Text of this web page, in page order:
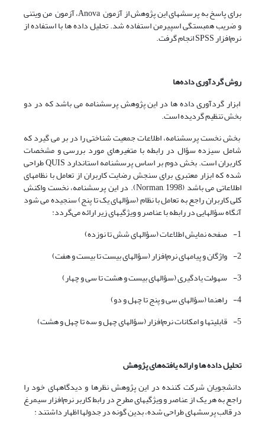
برای پاسخ به پرسشهای این پژوهش از آزمون Anova، آزمون من ویتنی
و ضریب همبستگی اسپیرمن استفاده شد. تحلیل داده ها با استفاده از
نرم‌افزار SPSS انجام گرفت.
روش گردآوری داده‌ها
ابزار گردآوری داده ها در این پژوهش پرسشنامه می باشد که در دو
بخش تنظیم گردیده است.
بخش نخست پرسشنامه، اطلاعات جمعیت شناختی را در بر می گیرد که
شامل سیزده سؤال در رابطه با متغیرهای مورد بررسی و مشخصات
کاربران است. بخش دوم بر اساس پرسشنامه استاندارد QUIS طراحی
شده که ابزار معتبری برای سنجش رضایت کاربران از تعامل با نظامهای
اطلاعاتی می باشد (Norman, 1998). در این پرسشنامه، نخست واکنش
کلی کاربران راجع به تعامل با نظام (سؤالهای یک تا پنج) سنجیده می شود
آنگاه سؤالهایی در رابطه با عناصر و ویژگیهای زیر ارائه می‌گردد:
1- صفحه نمایش اطلاعات (سؤالهای شش تا نوزده)
2- واژگان و پیامهای نرم‌افزار (سؤالهای بیست تا بیست و هفت)
3- سهولت یادگیری (سؤالهای بیست و هشت تا سی و چهار)
4- راهنما (سؤالهای سی و پنج تا چهل و دو)
5- قابلیتها و امکانات نرم‌افزار (سؤالهای چهل و سه تا چهل و هشت)
تحلیل داده ها و ارائه یافته‌های پژوهش
دانشجویان شرکت کننده در این پژوهش نظرها و دیدگاههای خود را
راجع به هر یک از عناصر و ویژگیهای مطرح در رابط کاربر نرم‌افزار سیمرغ
در قالب پرسشهای طراحی شده، بدین گونه در جدولها اظهار داشتند :